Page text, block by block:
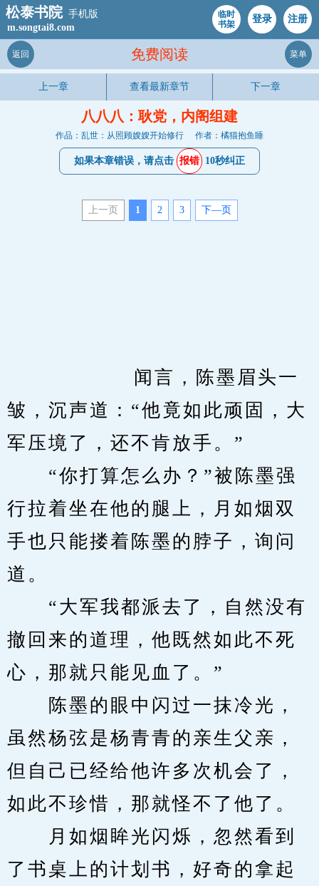
松泰书院 手机版
m.songtai8.com
临时
书架
登录 注册
免费阅读
返回 菜单
上一章 查看最新章节 下一章
八八八：耿党，内阁组建
作品：乱世：从照顾嫂嫂开始修行 作者：橘猫抱鱼睡
如果本章错误，请点击 报错 10秒纠正
上一页 1 2 3 下—页
闻言，陈墨眉头一
皱，沉声道：“他竟如此顽固，大
军压境了，还不肯放手。”
“你打算怎么办？”被陈墨强
行拉着坐在他的腿上，月如烟双
手也只能搂着陈墨的脖子，询问
道。
“大军我都派去了，自然没有
撤回来的道理，他既然如此不死
心，那就只能见血了。”
陈墨的眼中闪过一抹冷光，
虽然杨弦是杨青青的亲生父亲，
但自己已经给他许多次机会了，
如此不珍惜，那就怪不了他了。
月如烟眸光闪烁，忽然看到
了书桌上的计划书，好奇的拿起